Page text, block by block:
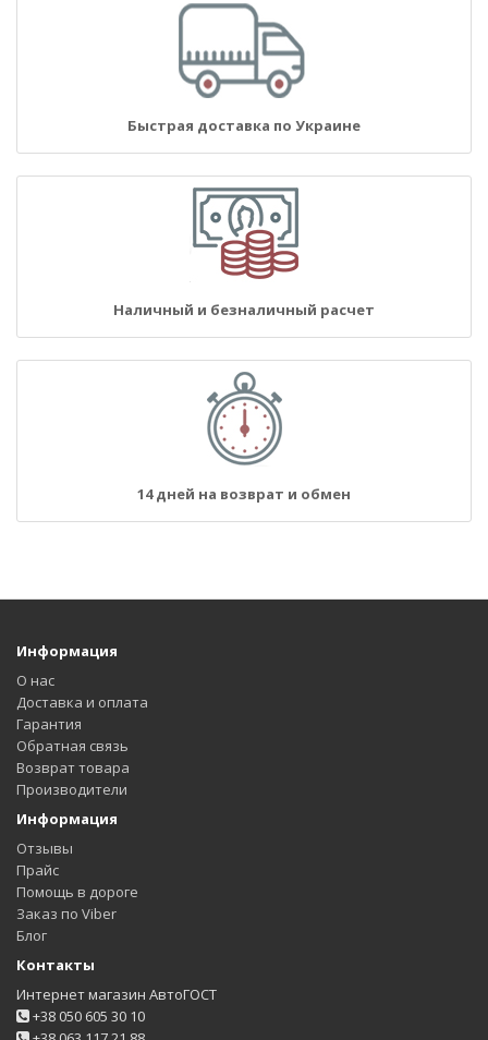
Быстрая доставка по Украине
Наличный и безналичный расчет
14 дней на возврат и обмен
Информация
О нас
Доставка и оплата
Гарантия
Обратная связь
Возврат товара
Производители
Информация
Отзывы
Прайс
Помощь в дороге
Заказ по Viber
Блог
Контакты
Интернет магазин АвтоГОСТ
+38 050 605 30 10